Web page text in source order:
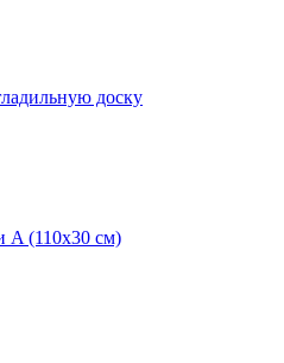
доску
A (110х30 см)